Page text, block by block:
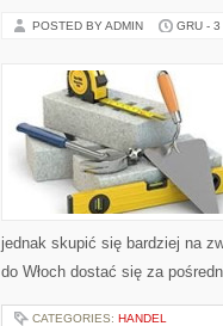
POSTED BY ADMIN GRU -
jednak skupić się bardziej na
do Włoch dostać się za
CATEGORIES: HANDEL